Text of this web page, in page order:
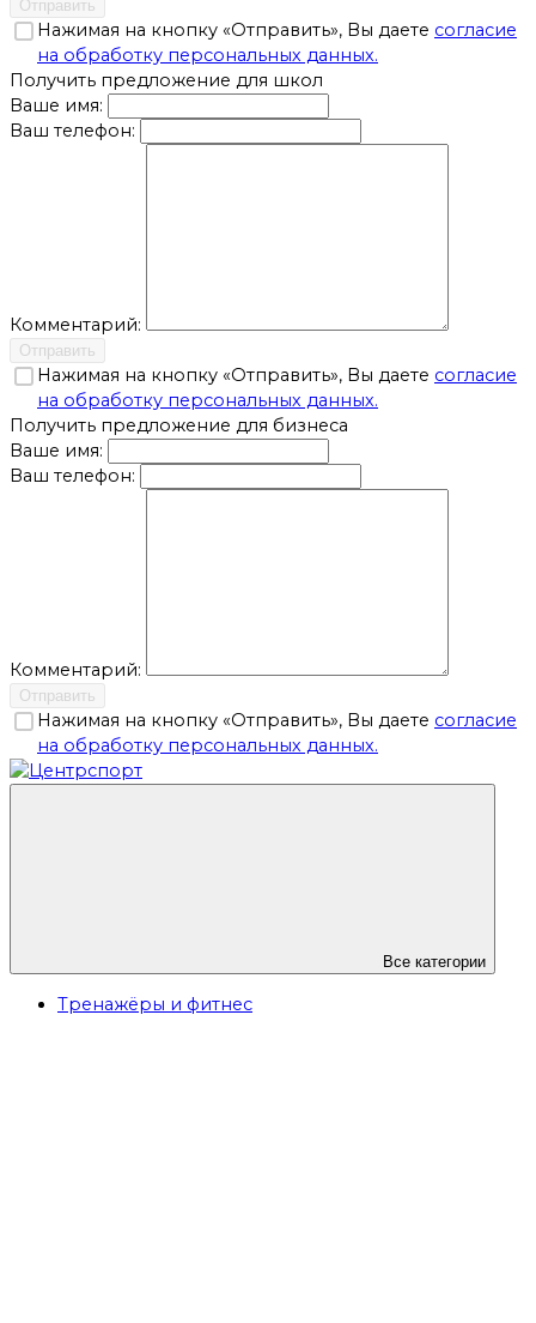
Отправить
Нажимая на кнопку «Отправить», Вы даете согласие
на обработку персональных данных.
Получить предложение для школ
Ваше имя:
Ваш телефон:
Комментарий:
Отправить
Нажимая на кнопку «Отправить», Вы даете согласие
на обработку персональных данных.
Получить предложение для бизнеса
Ваше имя:
Ваш телефон:
Комментарий:
Отправить
Нажимая на кнопку «Отправить», Вы даете согласие
на обработку персональных данных.
Все категории
Тренажёры и фитнес